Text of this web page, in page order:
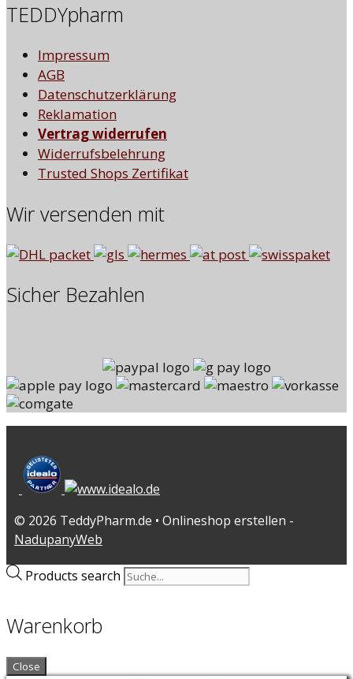
TEDDYpharm
Impressum
AGB
Datenschutzerklärung
Reklamation
Vertrag widerrufen
Widerrufsbelehrung
Trusted Shops Zertifikat
Wir versenden mit
Sicher Bezahlen
© 2026 TeddyPharm.de • Onlineshop erstellen -
NadupanyWeb
Products search
Warenkorb
Close